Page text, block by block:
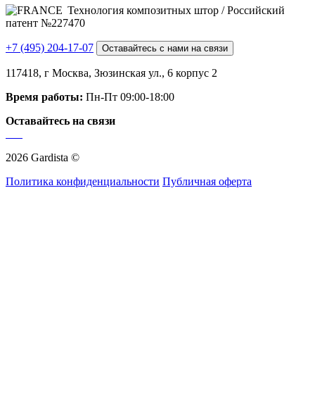
Технология композитных штор / Российский
патент №227470
+7 (495) 204-17-07 Оставайтесь с нами на связи
117418, г Москва, Зюзинская ул., 6 корпус 2
Время работы: Пн-Пт 09:00-18:00
Оставайтесь на связи
2026 Gardista ©
Политика конфиденциальности Публичная оферта